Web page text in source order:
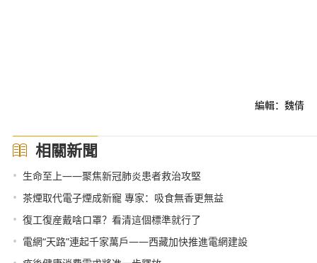
編輯：魏倩
相關新聞
• 生命至上——聚焦新冠肺炎患者救治攻堅
• 茶煙取代電子煙成新寵 專家：吸食無香更無益
• 復工復産戴啥口罩？看清這個標準就行了
• 電網“天路”連起千家萬戶——西藏加快推進電網建設